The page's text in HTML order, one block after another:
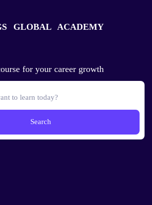
GLOBAL ACADEMY
for your career growth
Search